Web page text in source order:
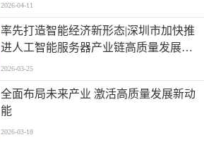
2026-04-11
率先打造智能经济新形态|深圳市加快推
进人工智能服务器产业链高质量发展行
动计划
2026-03-25
全面布局未来产业 激活高质量发展新动
能
2026-03-18